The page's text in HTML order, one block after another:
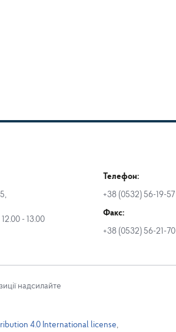
- 13.00
Телефон:
+38 (0532) 56-19-57
Факс:
+38 (0532) 56-21-70
надсилайте
4.0 International license,